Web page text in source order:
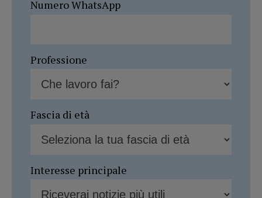
Numero WhatsApp
Professione
Fascia di età
Interesse principale